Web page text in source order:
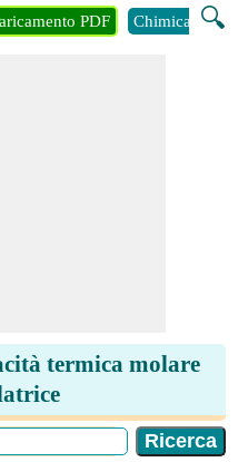
🔍
PDF Chimica
termica molare